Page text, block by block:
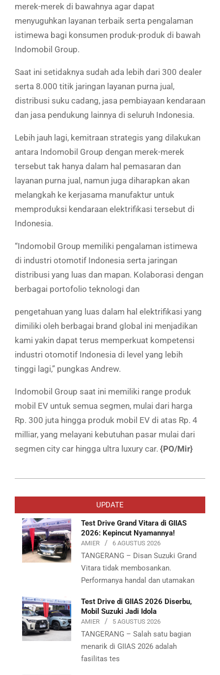
merek-merek di bawahnya agar dapat
menyuguhkan layanan terbaik serta pengalaman
istimewa bagi konsumen produk-produk di bawah
Indomobil Group.
Saat ini setidaknya sudah ada lebih dari 300 dealer
serta 8.000 titik jaringan layanan purna jual,
distribusi suku cadang, jasa pembiayaan kendaraan
dan jasa pendukung lainnya di seluruh Indonesia.
Lebih jauh lagi, kemitraan strategis yang dilakukan
antara Indomobil Group dengan merek-merek
tersebut tak hanya dalam hal pemasaran dan
layanan purna jual, namun juga diharapkan akan
melangkah ke kerjasama manufaktur untuk
memproduksi kendaraan elektrifikasi tersebut di
Indonesia.
“Indomobil Group memiliki pengalaman istimewa
di industri otomotif Indonesia serta jaringan
distribusi yang luas dan mapan. Kolaborasi dengan
berbagai portofolio teknologi dan
pengetahuan yang luas dalam hal elektrifikasi yang
dimiliki oleh berbagai brand global ini menjadikan
kami yakin dapat terus memperkuat kompetensi
industri otomotif Indonesia di level yang lebih
tinggi lagi,” pungkas Andrew.
Indomobil Group saat ini memiliki range produk
mobil EV untuk semua segmen, mulai dari harga
Rp. 300 juta hingga produk mobil EV di atas Rp. 4
milliar, yang melayani kebutuhan pasar mulai dari
segmen city car hingga ultra luxury car. {PO/Mir}
07-
UPDATE
Test Drive Grand Vitara di GIIAS
2026: Kepincut Nyamannya!
AMIER 6 AGUSTUS 2026
TANGERANG – Disan Suzuki Grand
Vitara tidak membosankan.
Performanya handal dan utamakan
Test Drive di GIIAS 2026 Diserbu,
Mobil Suzuki Jadi Idola
AMIER 5 AGUSTUS 2026
TANGERANG – Salah satu bagian
menarik di GIIAS 2026 adalah
fasilitas tes